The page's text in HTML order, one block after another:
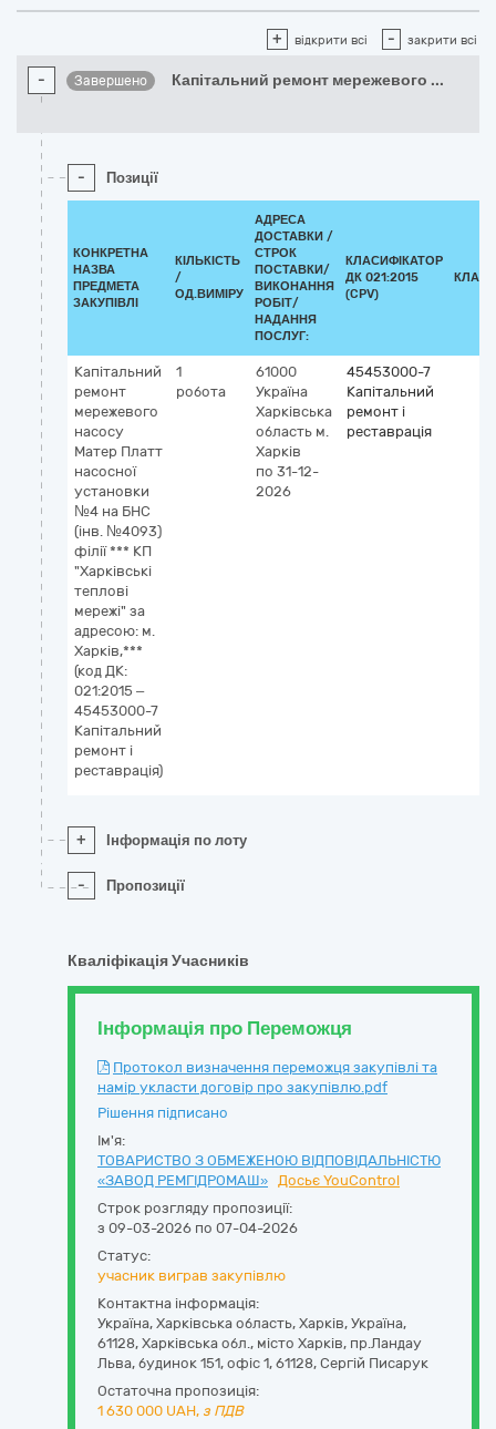
+ відкрити всі - закрити всі
- Завершено Капітальний ремонт мережевого ...
- Позиції
КОНКРЕТНА
НАЗВА
ПРЕДМЕТА
ЗАКУПІВЛІ
КІЛЬКІСТЬ
/
ОД.ВИМІРУ
АДРЕСА
ДОСТАВКИ /
СТРОК
ПОСТАВКИ/
ВИКОНАННЯ
РОБІТ/
НАДАННЯ
ПОСЛУГ:
КЛАСИФІКАТОР
ДК 021:2015
(CPV)
Капітальний
ремонт
мережевого
насосу
Матер Платт
насосної
установки
№4 на БНС
(інв. №4093)
філії *** КП
"Харківські
теплові
мережі" за
адресою: м.
Харків,***
(код ДК:
021:2015 –
45453000-7
Капітальний
ремонт і
реставрація)
1
робота
61000
Україна
Харківська
область м.
Харків
по 31-12-
2026
45453000-7
Капітальний
ремонт і
реставрація
+ Інформація по лоту
- Пропозиції
Кваліфікація Учасників
Інформація про Переможця
Протокол визначення переможця закупівлі та
намір укласти договір про закупівлю.pdf
Рішення підписано
Ім'я:
ТОВАРИСТВО З ОБМЕЖЕНОЮ ВІДПОВІДАЛЬНІСТЮ
«ЗАВОД РЕМГІДРОМАШ» Досьє YouControl
Строк розгляду пропозиції:
з 09-03-2026 по 07-04-2026
Статус:
учасник виграв закупівлю
Контактна інформація:
Україна, Харківська область, Харків, Україна,
61128, Харківська обл., місто Харків, пр.Ландау
Льва, будинок 151, офіс 1, 61128, Сергій Писарук
Остаточна пропозиція:
1 630 000 UAH, з ПДВ